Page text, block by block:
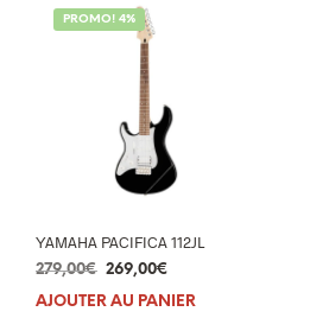
PROMO! 4%
YAMAHA PACIFICA 112JL
279,00€ Le
prix
269,00€
prix
AJOUTER AU PANIER